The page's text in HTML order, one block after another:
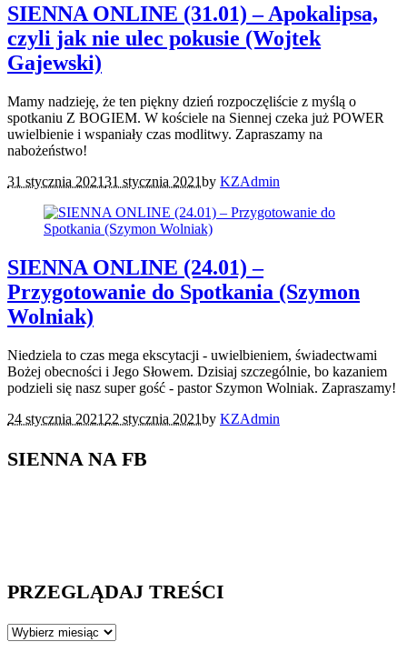
SIENNA ONLINE (31.01) – Apokalipsa,
czyli jak nie ulec pokusie (Wojtek
Gajewski)
Mamy nadzieję, że ten piękny dzień rozpoczęliście z myślą o
spotkaniu Z BOGIEM. W kościele na Siennej czeka już POWER
uwielbienie i wspaniały czas modlitwy. Zapraszamy na
nabożeństwo!
31 stycznia 202131 stycznia 2021by KZAdmin
SIENNA ONLINE (24.01) –
Przygotowanie do Spotkania (Szymon
Wolniak)
Niedziela to czas mega ekscytacji - uwielbieniem, świadectwami
Bożej obecności i Jego Słowem. Dzisiaj szczególnie, bo kazaniem
podzieli się nasz super gość - pastor Szymon Wolniak. Zapraszamy!
24 stycznia 2021 22 stycznia 2021by KZAdmin
SIENNA NA FB
PRZEGLĄDAJ TREŚCI
PRZEGLĄDAJ